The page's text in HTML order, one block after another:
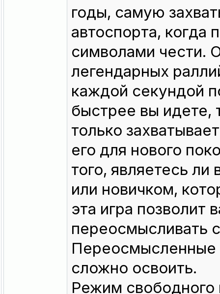
годы, самую
автоспорта, когда
символами чести.
легендарных
каждой секундой
быстрее вы идете,
только
его для нового
того, являетесь
или новичком,
эта игра позволит
переосмысливать
Переосмысленные
сложно освоить.
Режим